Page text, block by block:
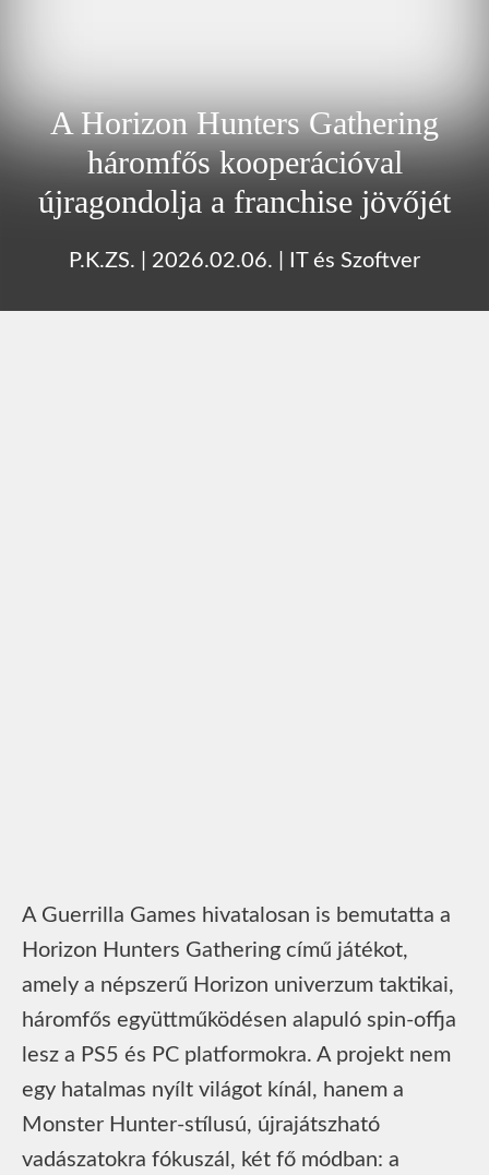
A Horizon Hunters Gathering
háromfős kooperációval
újragondolja a franchise jövőjét
P.K.ZS. 2026.02.06. IT és Szoftver
A Guerrilla Games hivatalosan is bemutatta a
Horizon Hunters Gathering című játékot,
amely a népszerű Horizon univerzum taktikai,
háromfős együttműködésen alapuló spin-offja
lesz a PS5 és PC platformokra. A projekt nem
egy hatalmas nyílt világot kínál, hanem a
Monster Hunter-stílusú, újrajátszható
vadászatokra fókuszál, két fő módban: a